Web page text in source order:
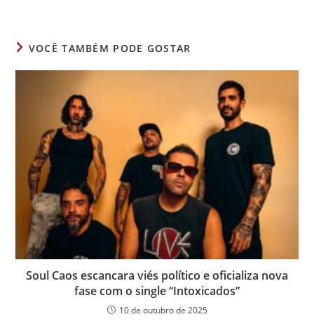
VOCÊ TAMBÉM PODE GOSTAR
Soul Caos escancara viés político e oficializa nova
fase com o single “Intoxicados”
10 de outubro de 2025